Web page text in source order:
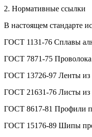
2. Нормативные ссылки
В настоящем стандарте
ГОСТ 1131-76 Сплавы
ГОСТ 7871-75 Проволока
ГОСТ 13726-97 Ленты из
ГОСТ 21631-76 Листы из
ГОСТ 8617-81 Профили
ГОСТ 15176-89 Шипы